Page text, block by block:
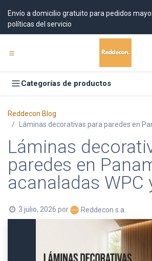
Envío a domicilio gratuito para pedidos
políticas del servicio
Categorías de productos
Reddecon Blog
Láminas decorativas para paredes en Panamá:
Láminas
paredes en
acanaladas WPC
3 julio, 2026 por Reddecon s.a.